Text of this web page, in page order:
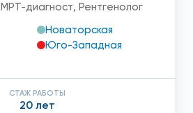
МРТ-диагност, Рентгенолог
Новаторская
Юго-Западная
СТАЖ РАБОТЫ
20 лет